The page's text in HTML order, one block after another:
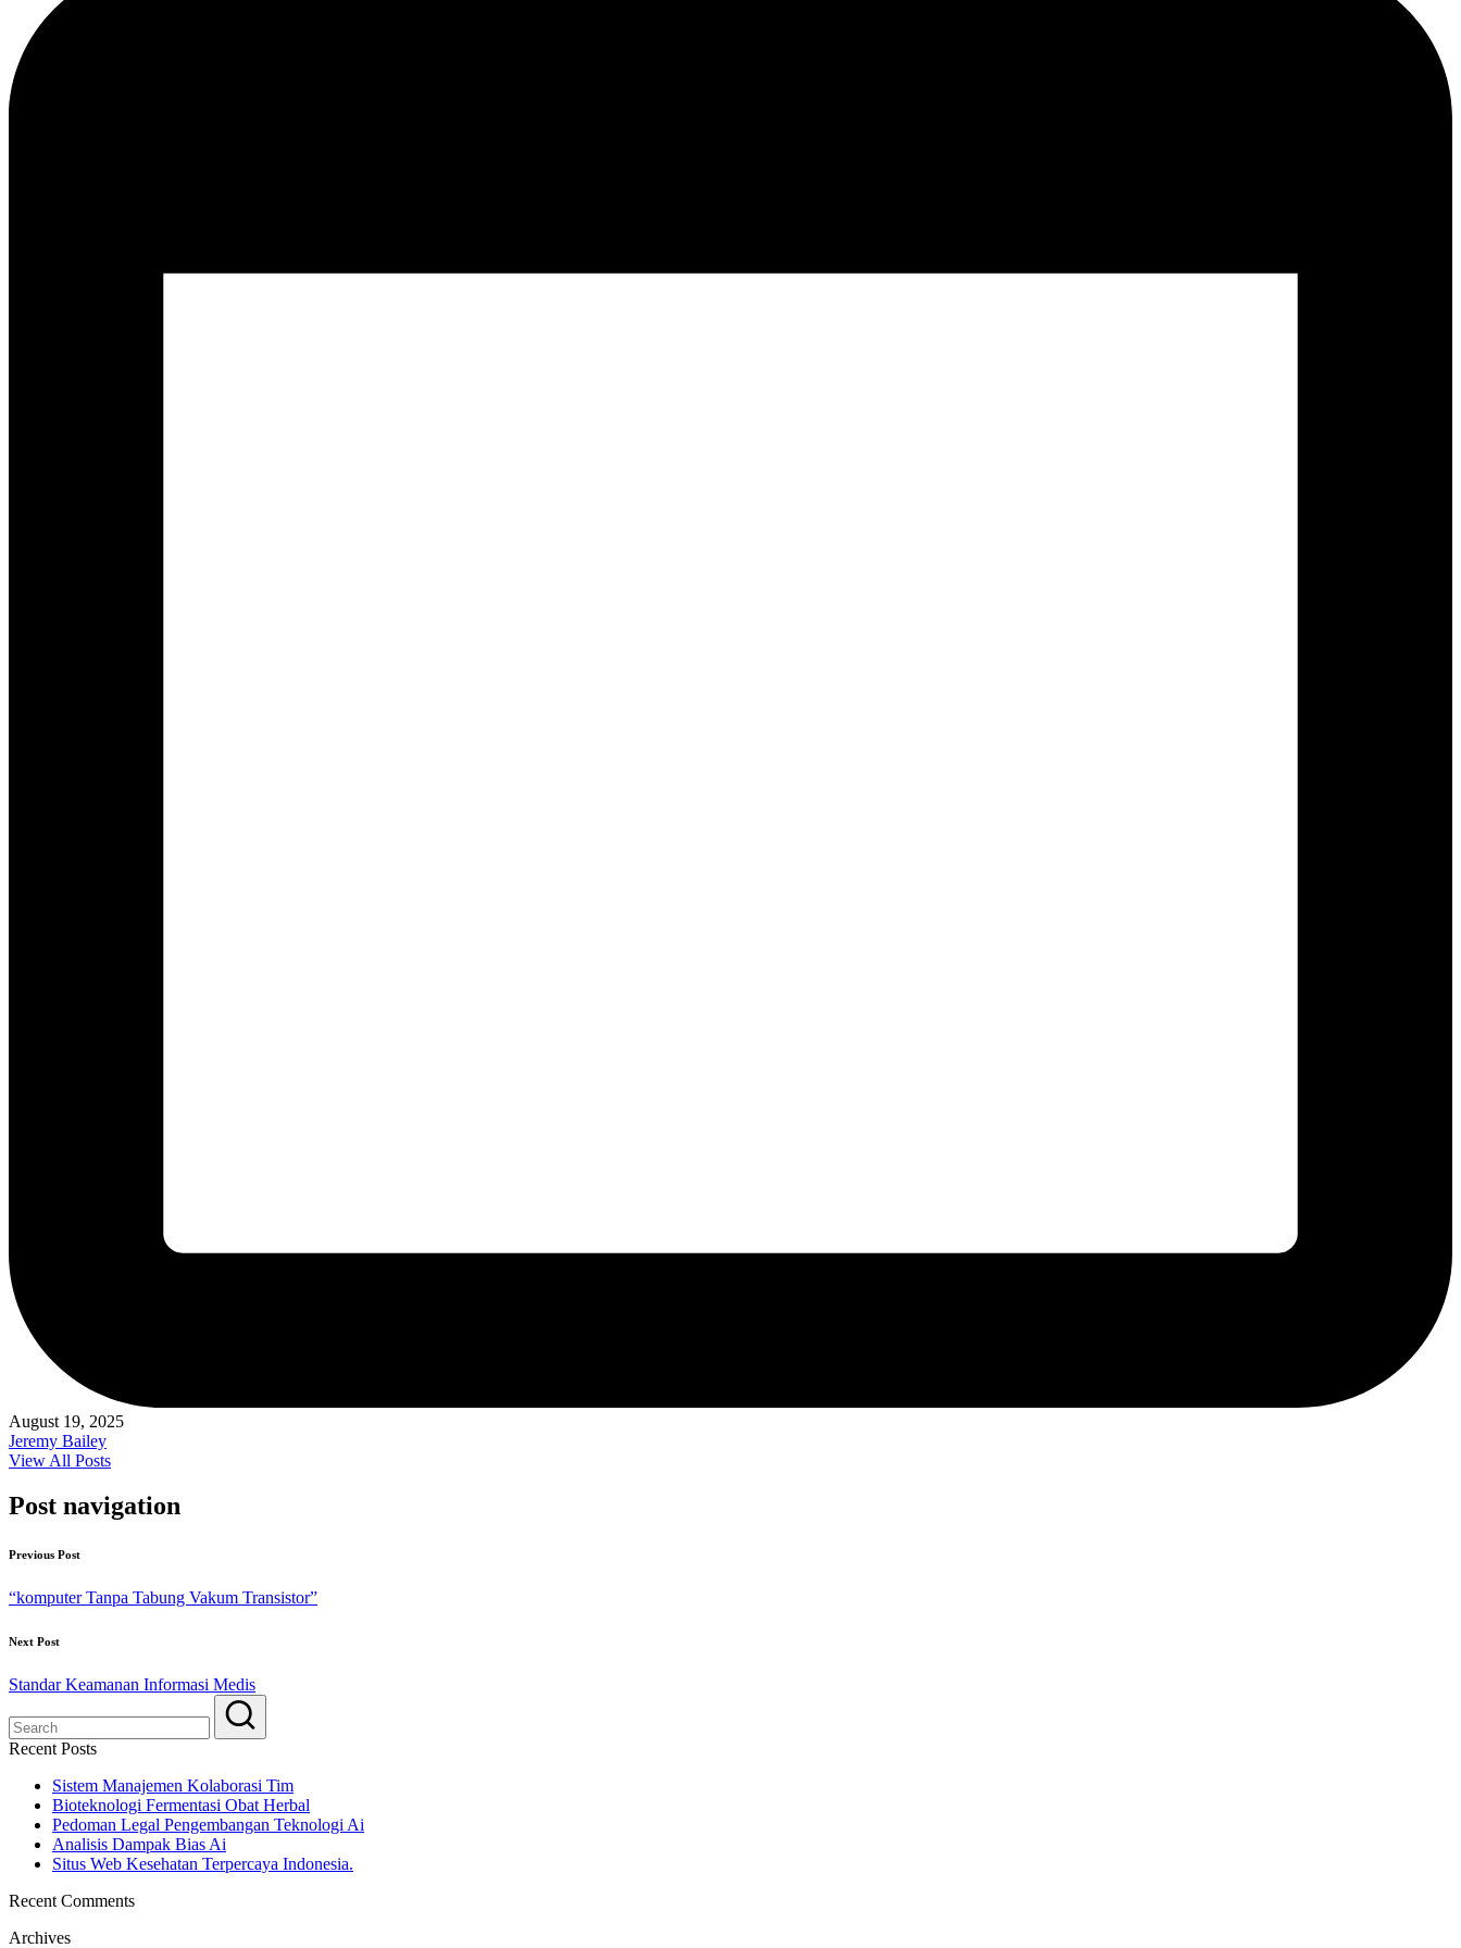
August 19, 2025
Jeremy Bailey
View All Posts
Post navigation
Previous Post
“komputer Tanpa Tabung Vakum Transistor”
Next Post
Standar Keamanan Informasi Medis
Recent Posts
Sistem Manajemen Kolaborasi Tim
Bioteknologi Fermentasi Obat Herbal
Pedoman Legal Pengembangan Teknologi Ai
Analisis Dampak Bias Ai
Situs Web Kesehatan Terpercaya Indonesia.
Recent Comments
Archives